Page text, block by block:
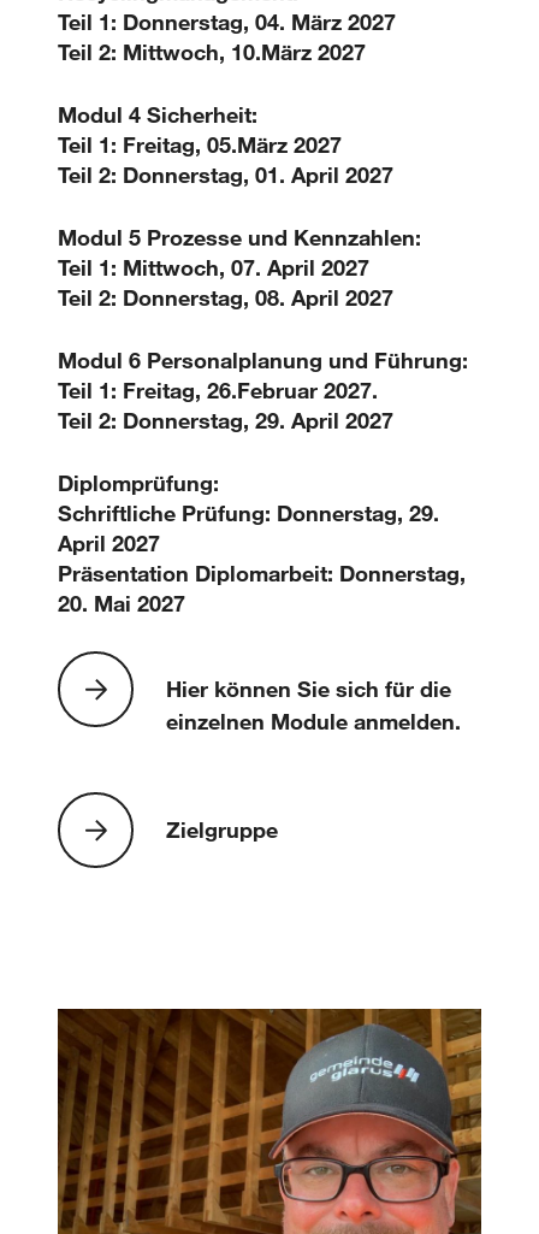
Teil 1: Donnerstag, 04. März 2027
Teil 2: Mittwoch, 10.März 2027
Modul 4 Sicherheit:
Teil 1: Freitag, 05.März 2027
Teil 2: Donnerstag, 01. April 2027
Modul 5 Prozesse und Kennzahlen:
Teil 1: Mittwoch, 07. April 2027
Teil 2: Donnerstag, 08. April 2027
Modul 6 Personalplanung und Führung:
Teil 1: Freitag, 26.Februar 2027.
Teil 2: Donnerstag, 29. April 2027
Diplomprüfung:
Schriftliche Prüfung: Donnerstag, 29.
April 2027
Präsentation Diplomarbeit: Donnerstag,
20. Mai 2027
Hier können Sie sich für die
einzelnen Module anmelden.
Zielgruppe